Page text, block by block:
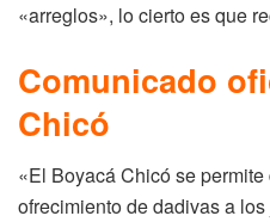
«arreglos», lo cierto es que
Comunicado
Chicó
«El Boyacá Chicó se
ofrecimiento de dadivas a